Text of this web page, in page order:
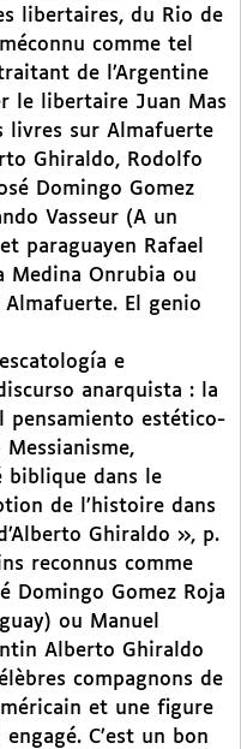
libertaires, du Rio de
comme tel
de l’Argentine
le libertaire Juan Mas
livres sur Almafuerte
Ghiraldo, Rodolfo
Domingo Gomez
Vasseur (A un
paraguayen Rafael
Medina Onrubia ou
El genio
e
anarquista : la
pensamiento estético-
dans le
de l’histoire dans
Ghiraldo », p.
reconnus comme
Domingo Gomez Roja
ou Manuel
Alberto Ghiraldo
compagnons de
et une figure
C’est un bon